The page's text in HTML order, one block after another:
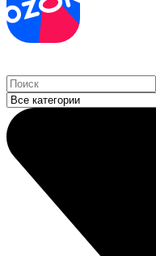
Search
...